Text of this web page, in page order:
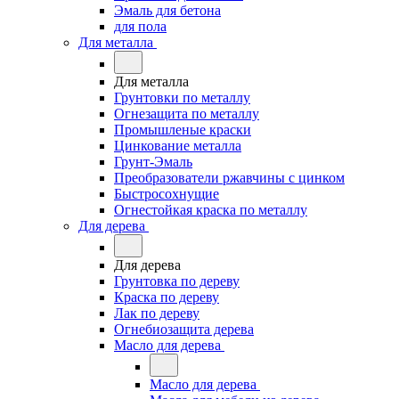
Эмаль для бетона
для пола
Для металла
Для металла
Грунтовки по металлу
Огнезащита по металлу
Промышленые краски
Цинкование металла
Грунт-Эмаль
Преобразователи ржавчины с цинком
Быстросохнущие
Огнестойкая краска по металлу
Для дерева
Для дерева
Грунтовка по дереву
Краска по дереву
Лак по дереву
Огнебиозащита дерева
Масло для дерева
Масло для дерева